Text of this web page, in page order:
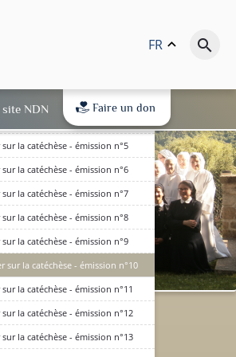
FR keyboard_arrow_up search
site NDN Faire un don
qu'ils
la catéchèse - émission n°4
la catéchèse - émission n°5
la catéchèse - émission n°6
la catéchèse - émission n°7
la catéchèse - émission n°8
la catéchèse - émission n°9
sur la catéchèse - émission n°10
la catéchèse - émission n°11
la catéchèse - émission n°12
la catéchèse - émission n°13